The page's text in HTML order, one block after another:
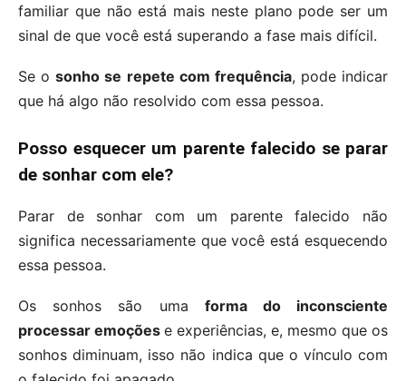
familiar que não está mais neste plano pode ser um
sinal de que você está superando a fase mais difícil.
Se osonho se repete com frequência, pode indicar
que há algo não resolvido com essa pessoa.
Posso esquecer um parente falecido se parar
de sonhar com ele?
Parar de sonhar com um parente falecido não
significa necessariamente que você está esquecendo
essa pessoa.
Os sonhos são uma forma do inconsciente
processar emoções e experiências, e, mesmo que os
sonhos diminuam, isso não indica que o vínculo com